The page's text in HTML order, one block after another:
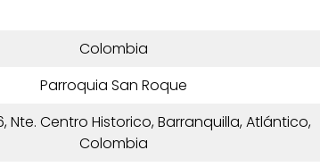
Colombia
Parroquia San Roque
Nte. Centro Historico, Barranquilla, Atlántico,
Colombia